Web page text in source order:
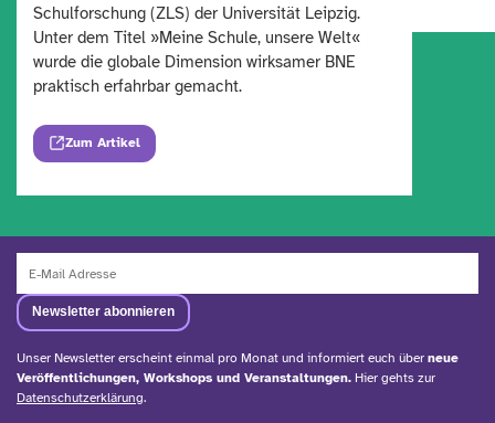
Schulforschung (ZLS) der Universität Leipzig.
Unter dem Titel »Meine Schule, unsere Welt«
wurde die globale Dimension wirksamer BNE
praktisch erfahrbar gemacht.
Zum Artikel
Unser Newsletter erscheint einmal pro Monat und informiert euch über neue
Veröffentlichungen, Workshops und Veranstaltungen. Hier gehts zur
Datenschutzerklärung.